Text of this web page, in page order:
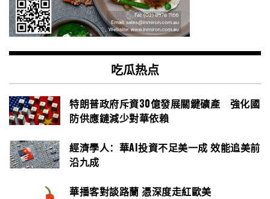
吃瓜热点
特朗普政府斥資30億發展關鍵礦產 強化國
防供應鏈減少對華依賴
經濟學人：華AI投資不足美一成 效能追美前
沿九成
華播客對談路蘭 憑深度走紅歐美